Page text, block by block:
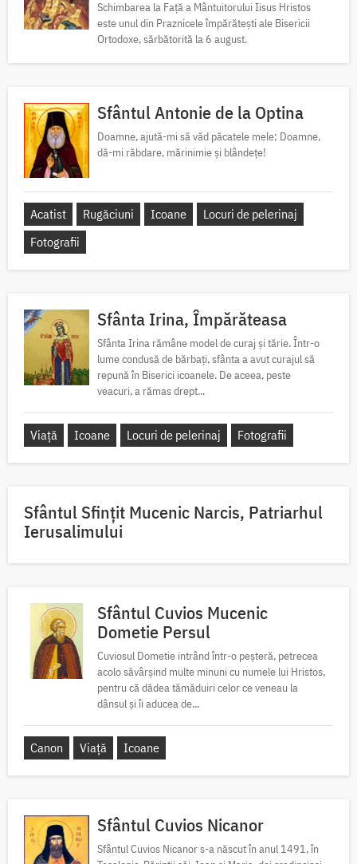
Schimbarea la Față a Mântuitorului Iisus Hristos
este unul din Praznicele împărătești ale Bisericii
Ortodoxe, sărbătorită la 6 august.
Sfântul Antonie de la Optina
Doamne, ajută-mi să văd păcatele mele; Doamne,
dă-mi răbdare, mărinimie şi blândeţe!
Acatist Rugăciuni Icoane
Locuri de pelerinaj
Fotografii
Sfânta Irina, Împărăteasa
Sfânta Irina rămâne model de curaj și tărie. Într-o
lume condusă de bărbați, sfânta a avut curajul să
repună în Biserici icoanele. De aceea, peste
veacuri, a rămas drept...
Viață Icoane Locuri de pelerinaj Fotografii
Sfântul Sfinţit Mucenic Narcis, Patriarhul
Ierusalimului
Sfântul Cuvios Mucenic
Dometie Persul
Cuviosul Dometie intrând într-o peșteră, petrecea
acolo săvârșind multe minuni cu numele lui Hristos,
pentru că dădea tămăduiri celor ce veneau la
dânsul și îi aducea de...
Canon Viață Icoane
Sfântul Cuvios Nicanor
Sfântul Cuvios Nicanor s-a născut în anul 1491, în